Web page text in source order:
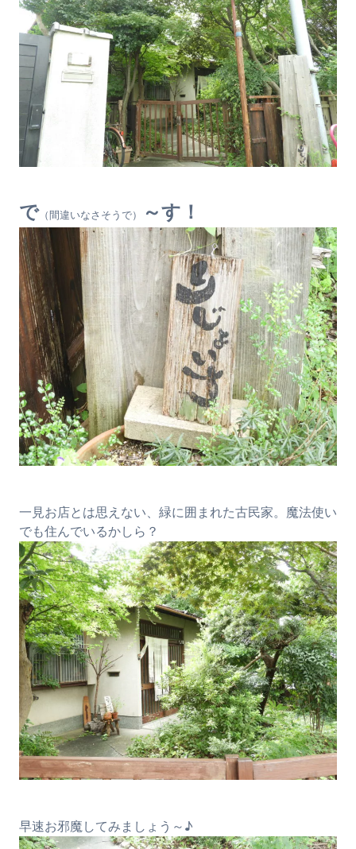
で （間違いなさそうで） ～す！
一見お店とは思えない、緑に囲まれた古民家。魔法使い
でも住んでいるかしら？
早速お邪魔してみましょう～♪